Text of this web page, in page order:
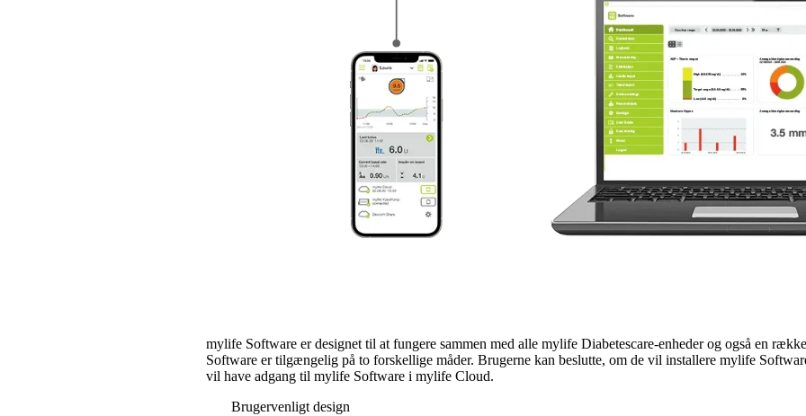
mylife Software er designet til at fungere sammen med alle mylife Diabetescare-enheder og også en
Software er tilgængelig på to forskellige måder. Brugerne kan beslutte, om de vil installere mylife
vil have adgang til mylife Software i mylife Cloud.
Brugervenligt design